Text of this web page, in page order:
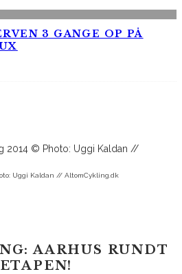
3 GANGE OP PÅ
Uggi Kaldan // AltomCykling.dk
AARHUS RUNDT